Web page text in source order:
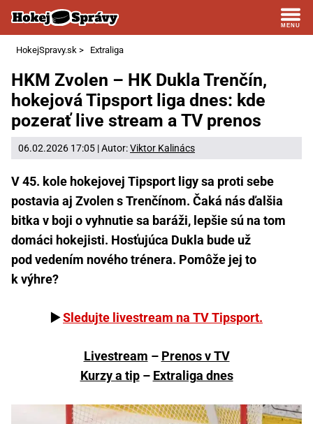
HokejSpravy.sk > Extraliga
HKM Zvolen – HK Dukla Trenčín,
hokejová Tipsport liga dnes: kde
pozerať live stream a TV prenos
06.02.2026 17:05 | Autor:Viktor Kalinács
V 45. kole hokejovej Tipsport ligy sa proti sebe
postavia aj Zvolen s Trenčínom. Čaká nás ďalšia
bitka v boji o vyhnutie sa baráži, lepšie sú na tom
domáci hokejisti. Hosťujúca Dukla bude už
pod vedením nového trénera. Pomôže jej to
k výhre?
▶️Sledujte livestream na TV Tipsport.
Livestream – Prenos v TV
Kurzy a tip– Extraliga dnes